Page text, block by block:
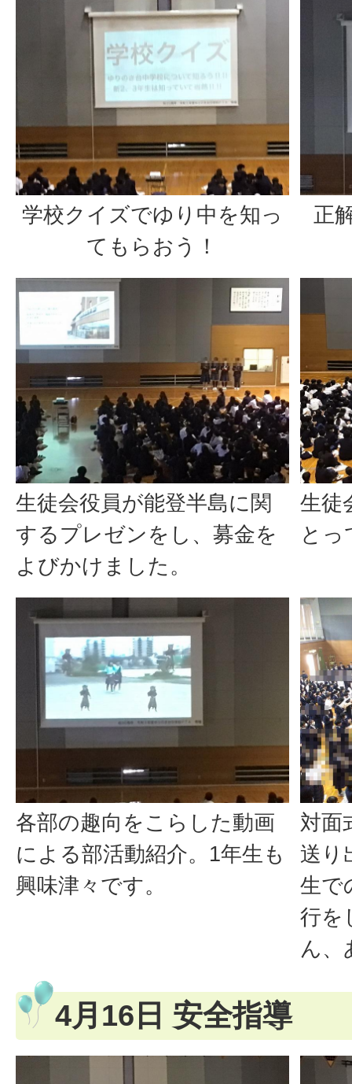
学校クイズでゆり中を知っ
てもらおう！
正
生徒会役員が能登半島に関
するプレゼンをし、募金を
よびかけました。
生徒
とっ
各部の趣向をこらした動画
による部活動紹介。1年生も
興味津々です。
対面
送り
生で
行を
ん、
4月16日 安全指導